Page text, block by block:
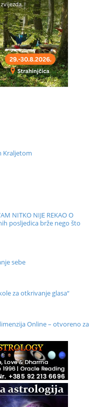
Kraljetom
NITKO NIJE REKAO O
posljedica brže nego što
sebe
za otkrivanje glasa“
Online – otvoreno za
i Online
pranom (Basic Pranic